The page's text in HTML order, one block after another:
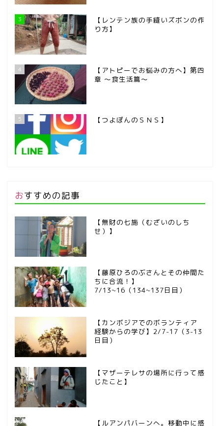
3
【レンテン族の手縫いズボンの作
り方】
4
【アトピーでお悩みの方へ】第四
章 ～食生活篇～
5 【つよぽんのＳＮＳ】
おすすめの記事
【無財の七施（むざいのしち
せ）】
【藤原ひろのぶさんとその仲間た
ちに合流！】
7/13~16（134~137日目）
【カンボジアでのボランティア
経験からの学び】2/7-17（3-13
日目）
【マザーテレサの場所に行って感
じたこと】
【ルアンパバーンへ。移動中に感